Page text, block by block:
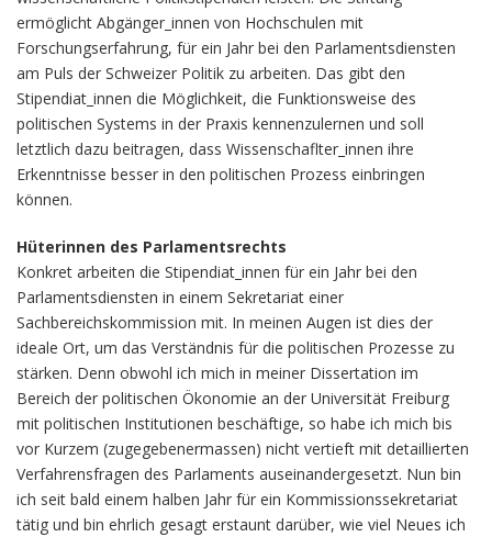
ermöglicht Abgänger_innen von Hochschulen mit
Forschungserfahrung, für ein Jahr bei den Parlamentsdiensten
am Puls der Schweizer Politik zu arbeiten. Das gibt den
Stipendiat_innen die Möglichkeit, die Funktionsweise des
politischen Systems in der Praxis kennenzulernen und soll
letztlich dazu beitragen, dass Wissenschaflter_innen ihre
Erkenntnisse besser in den politischen Prozess einbringen
können.
Hüterinnen des Parlamentsrechts
Konkret arbeiten die Stipendiat_innen für ein Jahr bei den
Parlamentsdiensten in einem Sekretariat einer
Sachbereichskommission mit. In meinen Augen ist dies der
ideale Ort, um das Verständnis für die politischen Prozesse zu
stärken. Denn obwohl ich mich in meiner Dissertation im
Bereich der politischen Ökonomie an der Universität Freiburg
mit politischen Institutionen beschäftige, so habe ich mich bis
vor Kurzem (zugegebenermassen) nicht vertieft mit detaillierten
Verfahrensfragen des Parlaments auseinandergesetzt. Nun bin
ich seit bald einem halben Jahr für ein Kommissionssekretariat
tätig und bin ehrlich gesagt erstaunt darüber, wie viel Neues ich